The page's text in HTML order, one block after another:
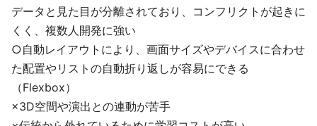
データと見た目が分離されており、コンフリクトが起きに
くく、複数人開発に強い
○自動レイアウトにより、画面サイズやデバイスに合わせ
た配置やリストの自動折り返しが容易にできる
（Flexbox）
×3D空間や演出との連動が苦手